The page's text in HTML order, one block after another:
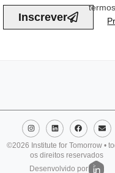
Inscrever
©2026 Institute for Tomorrow •
os direitos reservados
Desenvolvido por